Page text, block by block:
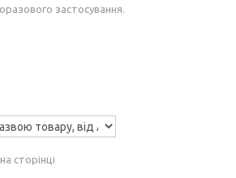
застосування.
на сторінці